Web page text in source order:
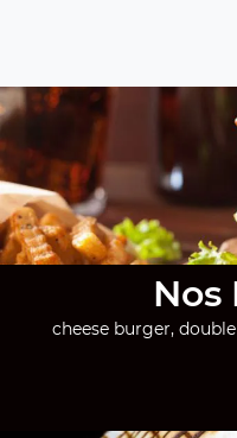
Nos
cheese burger,